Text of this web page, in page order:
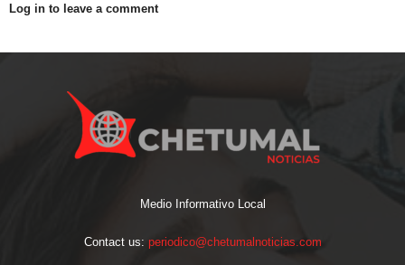
Log in to leave a comment
Medio Informativo Local
Contact us: periodico@chetumalnoticias.com